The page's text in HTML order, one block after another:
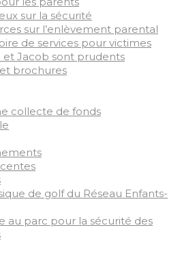
sur la sécurité
sur l’enlèvement parental
de services pour victimes
et Jacob sont prudents
brochures
collecte de fonds
de golf du Réseau Enfants-
au parc pour la sécurité des